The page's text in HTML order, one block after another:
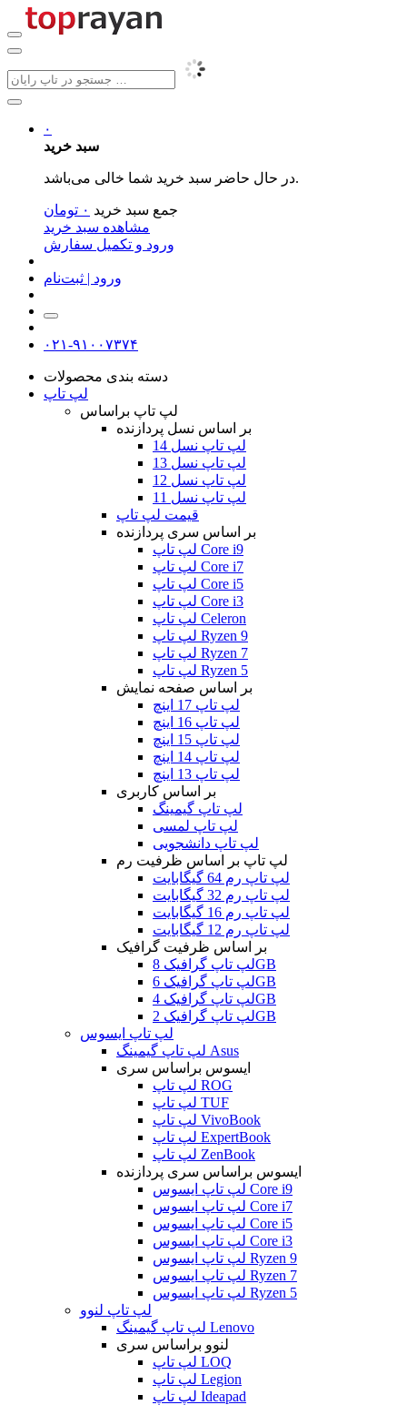
۰
سبد خرید
در حال حاضر سبد خرید شما خالی می‌باشد.
جمع سبد خرید ۰ تومان
مشاهده سبد خرید
ورود و تکمیل سفارش
ورود | ثبت‌نام
۰۲۱-۹۱۰۰۷۳۷۴
دسته بندی محصولات
لپ تاپ
لپ تاپ براساس
بر اساس نسل پردازنده
لپ تاپ نسل 14
لپ تاپ نسل 13
لپ تاپ نسل 12
لپ تاپ نسل 11
قیمت لپ تاپ
بر اساس سری پردازنده
لپ تاپ Core i9
لپ تاپ Core i7
لپ تاپ Core i5
لپ تاپ Core i3
لپ تاپ Celeron
لپ تاپ Ryzen 9
لپ تاپ Ryzen 7
لپ تاپ Ryzen 5
بر اساس صفحه نمایش
لپ تاپ 17 اینچ
لپ تاپ 16 اینچ
لپ تاپ 15 اینچ
لپ تاپ 14 اینچ
لپ تاپ 13 اینچ
بر اساس کاربری
لپ تاپ گیمینگ
لپ تاپ لمسی
لپ تاپ دانشجویی
لپ تاپ بر اساس ظرفیت رم
لپ تاپ رم 64 گیگابایت
لپ تاپ رم 32 گیگابایت
لپ تاپ رم 16 گیگابایت
لپ تاپ رم 12 گیگابایت
بر اساس ظرفیت گرافیک
لپ تاپ گرافیک 8GB
لپ تاپ گرافیک 6GB
لپ تاپ گرافیک 4GB
لپ تاپ گرافیک 2GB
لپ تاپ ایسوس
لپ تاپ گیمینگ Asus
ایسوس براساس سری
لپ تاپ ROG
لپ تاپ TUF
لپ تاپ VivoBook
لپ تاپ ExpertBook
لپ تاپ ZenBook
ایسوس براساس سری پردازنده
لپ تاپ ایسوس Core i9
لپ تاپ ایسوس Core i7
لپ تاپ ایسوس Core i5
لپ تاپ ایسوس Core i3
لپ تاپ ایسوس Ryzen 9
لپ تاپ ایسوس Ryzen 7
لپ تاپ ایسوس Ryzen 5
لپ تاپ لنوو
لپ تاپ گیمینگ Lenovo
لنوو براساس سری
لپ تاپ LOQ
لپ تاپ Legion
لپ تاپ Ideapad